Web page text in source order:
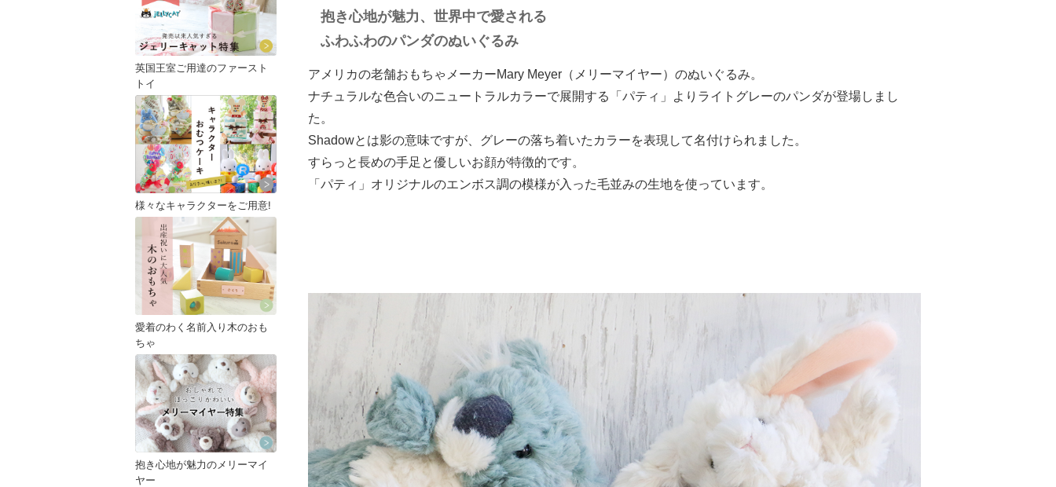
抱き心地が魅力、世界中で愛される
ふわふわのパンダのぬいぐるみ
アメリカの老舗おもちゃメーカーMary Meyer（メリーマイヤー）のぬいぐるみ。
ナチュラルな色合いのニュートラルカラーで展開する「パティ」よりライトグレーのパンダが登場しまし
た。
Shadowとは影の意味ですが、グレーの落ち着いたカラーを表現して名付けられました。
すらっと長めの手足と優しいお顔が特徴的です。
「パティ」オリジナルのエンボス調の模様が入った毛並みの生地を使っています。
英国王室ご用達のファースト
トイ
様々なキャラクターをご用意!
愛着のわく名前入り木のおも
ちゃ
抱き心地が魅力のメリーマイ
ヤー